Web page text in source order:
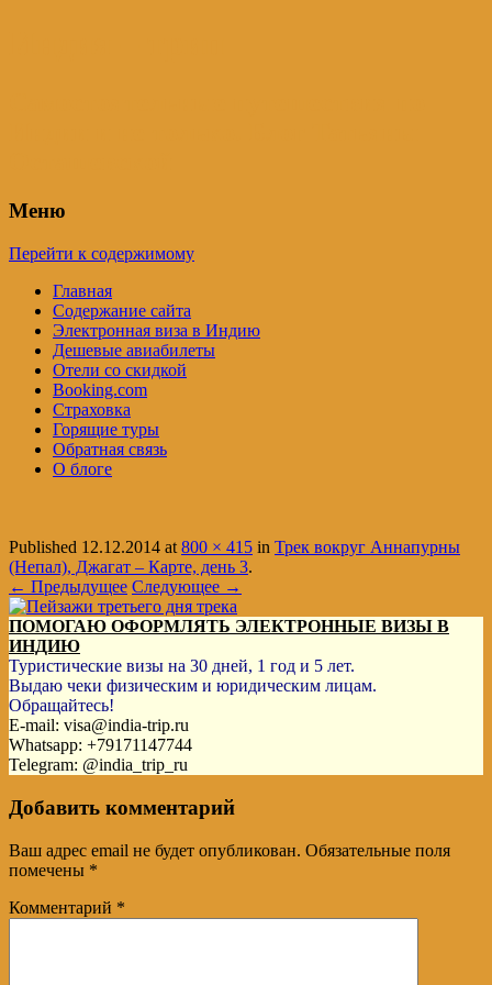
Меню
Перейти к содержимому
Главная
Содержание сайта
Электронная виза в Индию
Дешевые авиабилеты
Отели со скидкой
Booking.com
Страховка
Горящие туры
Обратная связь
О блоге
Published 12.12.2014 at800 × 415 in Трек вокруг Аннапурны
(Непал), Джагат – Карте, день 3.
← Предыдущее Следующее →
ПОМОГАЮ ОФОРМЛЯТЬ ЭЛЕКТРОННЫЕ ВИЗЫ В
ИНДИЮ
Туристические визы на 30 дней, 1 год и 5 лет.
Выдаю чеки физическим и юридическим лицам.
Обращайтесь!
E-mail: visa@india-trip.ru
Whatsapp: +79171147744
Telegram: @india_trip_ru
Добавить комментарий
Ваш адрес email не будет опубликован. Обязательные поля
помечены *
Комментарий *